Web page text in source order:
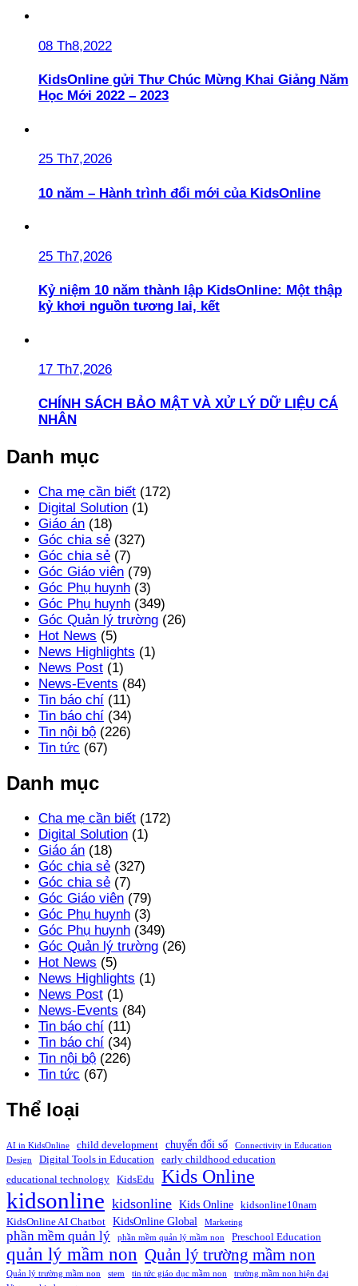
08 Th8,2022
KidsOnline gửi Thư Chúc Mừng Khai Giảng Năm
Học Mới 2022 – 2023
25 Th7,2026
10 năm – Hành trình đổi mới của KidsOnline
25 Th7,2026
Kỷ niệm 10 năm thành lập KidsOnline: Một thập
kỷ khơi nguồn tương lai, kết
17 Th7,2026
CHÍNH SÁCH BẢO MẬT VÀ XỬ LÝ DỮ LIỆU CÁ
NHÂN
Danh mục
Cha mẹ cần biết (172)
Digital Solution (1)
Giáo án (18)
Góc chia sẻ (327)
Góc chia sẻ (7)
Góc Giáo viên (79)
Góc Phụ huynh (3)
Góc Phụ huynh (349)
Góc Quản lý trường (26)
Hot News (5)
News Highlights (1)
News Post (1)
News-Events (84)
Tin báo chí (11)
Tin báo chí (34)
Tin nội bộ (226)
Tin tức (67)
Danh mục
Cha mẹ cần biết (172)
Digital Solution (1)
Giáo án (18)
Góc chia sẻ (327)
Góc chia sẻ (7)
Góc Giáo viên (79)
Góc Phụ huynh (3)
Góc Phụ huynh (349)
Góc Quản lý trường (26)
Hot News (5)
News Highlights (1)
News Post (1)
News-Events (84)
Tin báo chí (11)
Tin báo chí (34)
Tin nội bộ (226)
Tin tức (67)
Thể loại
AI in KidsOnline child development chuyển đổi số
Connectivity in Education
Design
Digital Tools in Education
early childhood education
educational technology
KidsEdu Kids Online
kidsonline kidsonline Kids Online
kidsonline10nam
KidsOnline AI Chatbot
KidsOnline Global Marketing
phần mềm quản lý phần mềm quản lý mầm non Preschool Education
quản lý mầm non Quản lý trường mầm non
Quản lý trường mầm non stem tin tức giáo dục mầm non
trường mầm non hiện đại